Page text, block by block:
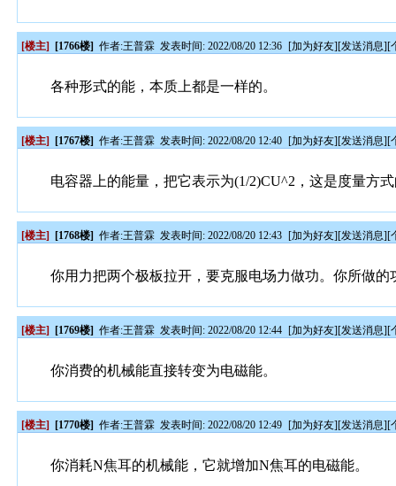
[楼主] [1766楼] 作者:王普霖 发表时间: 2022/08/20 12:36 [加为好友][发送消息][
各种形式的能，本质上都是一样的。
[楼主] [1767楼] 作者:王普霖 发表时间: 2022/08/20 12:40 [加为好友][发送消息][
电容器上的能量，把它表示为(1/2)CU^2，这是度量方
[楼主] [1768楼] 作者:王普霖 发表时间: 2022/08/20 12:43 [加为好友][发送消息][
你用力把两个极板拉开，要克服电场力做功。你所做
[楼主] [1769楼] 作者:王普霖 发表时间: 2022/08/20 12:44 [加为好友][发送消息][
你消费的机械能直接转变为电磁能。
[楼主] [1770楼] 作者:王普霖 发表时间: 2022/08/20 12:49 [加为好友][发送消息][
你消耗N焦耳的机械能，它就增加N焦耳的电磁能。